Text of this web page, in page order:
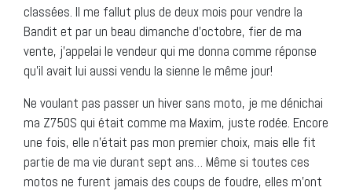
classées. Il me fallut plus de deux mois pour vendre la
Bandit et par un beau dimanche d’octobre, fier de ma
vente, j’appelai le vendeur qui me donna comme réponse
qu’il avait lui aussi vendu la sienne le même jour!
Ne voulant pas passer un hiver sans moto, je me dénichai
ma Z750S qui était comme ma Maxim, juste rodée. Encore
une fois, elle n’était pas mon premier choix, mais elle fit
partie de ma vie durant sept ans… Même si toutes ces
motos ne furent jamais des coups de foudre, elles m’ont